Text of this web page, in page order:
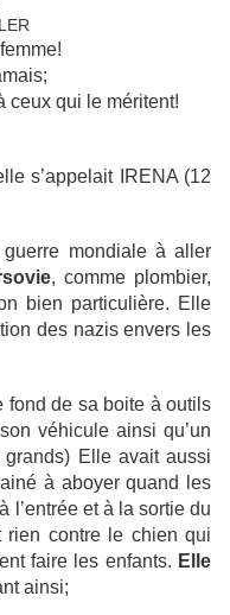
ceux qui le méritent!
s’appelait IRENA (12
mondiale à aller
, comme plombier,
bien particulière. Elle
des nazis envers les
fond de sa boite à outils
véhicule ainsi qu’un
Elle avait aussi
à aboyer quand les
l’entrée et à la sortie du
rien contre le chien qui
faire les enfants. Elle
ainsi;